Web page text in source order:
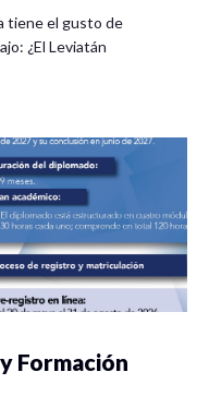
tiene el gusto de
¿El Leviatán
Formación